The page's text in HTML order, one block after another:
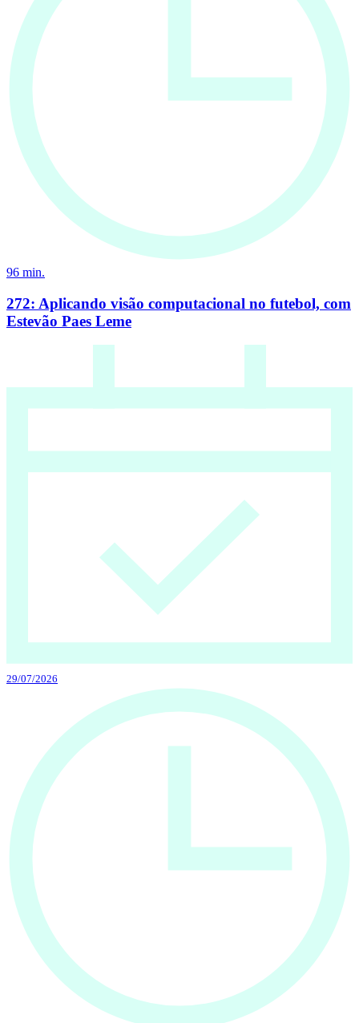
96 min.
272: Aplicando visão computacional no futebol, com
Estevão Paes Leme
29/07/2026